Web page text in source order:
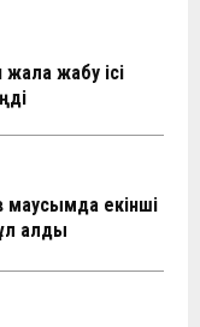
dI р
в
ть
жабу ісі
маусымда екінші
алды